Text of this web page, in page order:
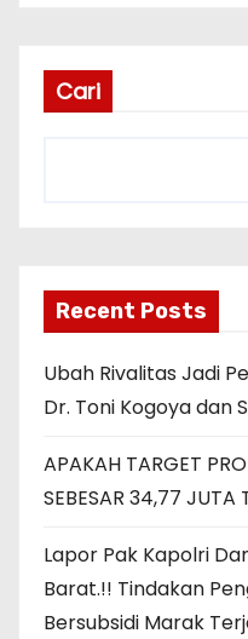
Cari
Recent Posts
Ubah Rivalitas Jadi
Dr. Toni Kogoya dan
APAKAH TARGET
SEBESAR 34,77 JUTA
Lapor Pak Kapolri
Barat.!! Tindakan
Bersubsidi Marak